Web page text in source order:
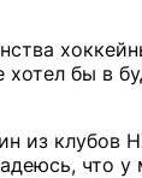
хотел бы в
из клубов
что у